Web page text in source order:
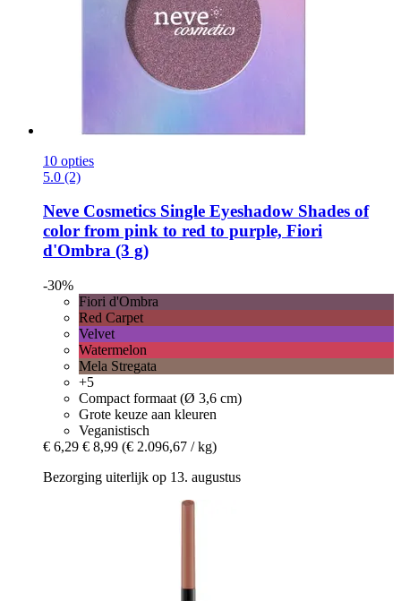
10 opties
5.0 (2)
Neve Cosmetics Single Eyeshadow Shades of
color from pink to red to purple, Fiori
d'Ombra (3 g)
-30%
Fiori d'Ombra
Red Carpet
Velvet
Watermelon
Mela Stregata
+5
Compact formaat (Ø 3,6 cm)
Grote keuze aan kleuren
Veganistisch
€ 6,29 € 8,99 (€ 2.096,67 / kg)
Bezorging uiterlijk op 13. augustus